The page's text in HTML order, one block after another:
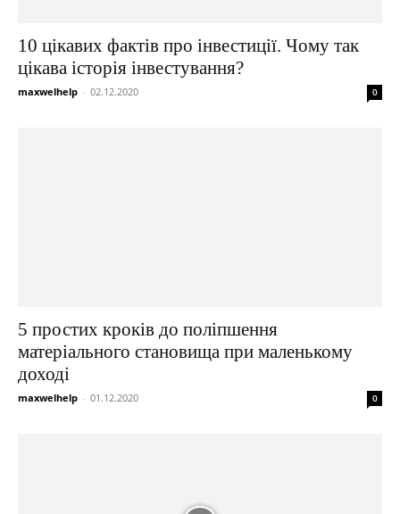
10 цікавих фактів про інвестиції. Чому так
цікава історія інвестування?
maxwelhelp - 02.12.2020 0
5 простих кроків до поліпшення
матеріального становища при маленькому
доході
maxwelhelp - 01.12.2020 0